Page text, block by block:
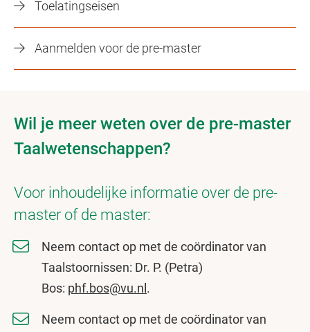
Toelatingseisen
Aanmelden voor de pre-master
Wil je meer weten over de pre-master
Taalwetenschappen?
Voor inhoudelijke informatie over de pre-
master of de master:
Neem contact op met de coördinator van
Taalstoornissen: Dr. P. (Petra)
Bos: phf.bos@vu.nl .
Neem contact op met de coördinator van